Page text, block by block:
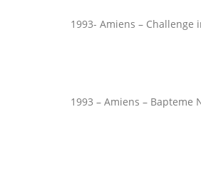
1993- Amiens – Challenge
1993 – Amiens – Bapteme